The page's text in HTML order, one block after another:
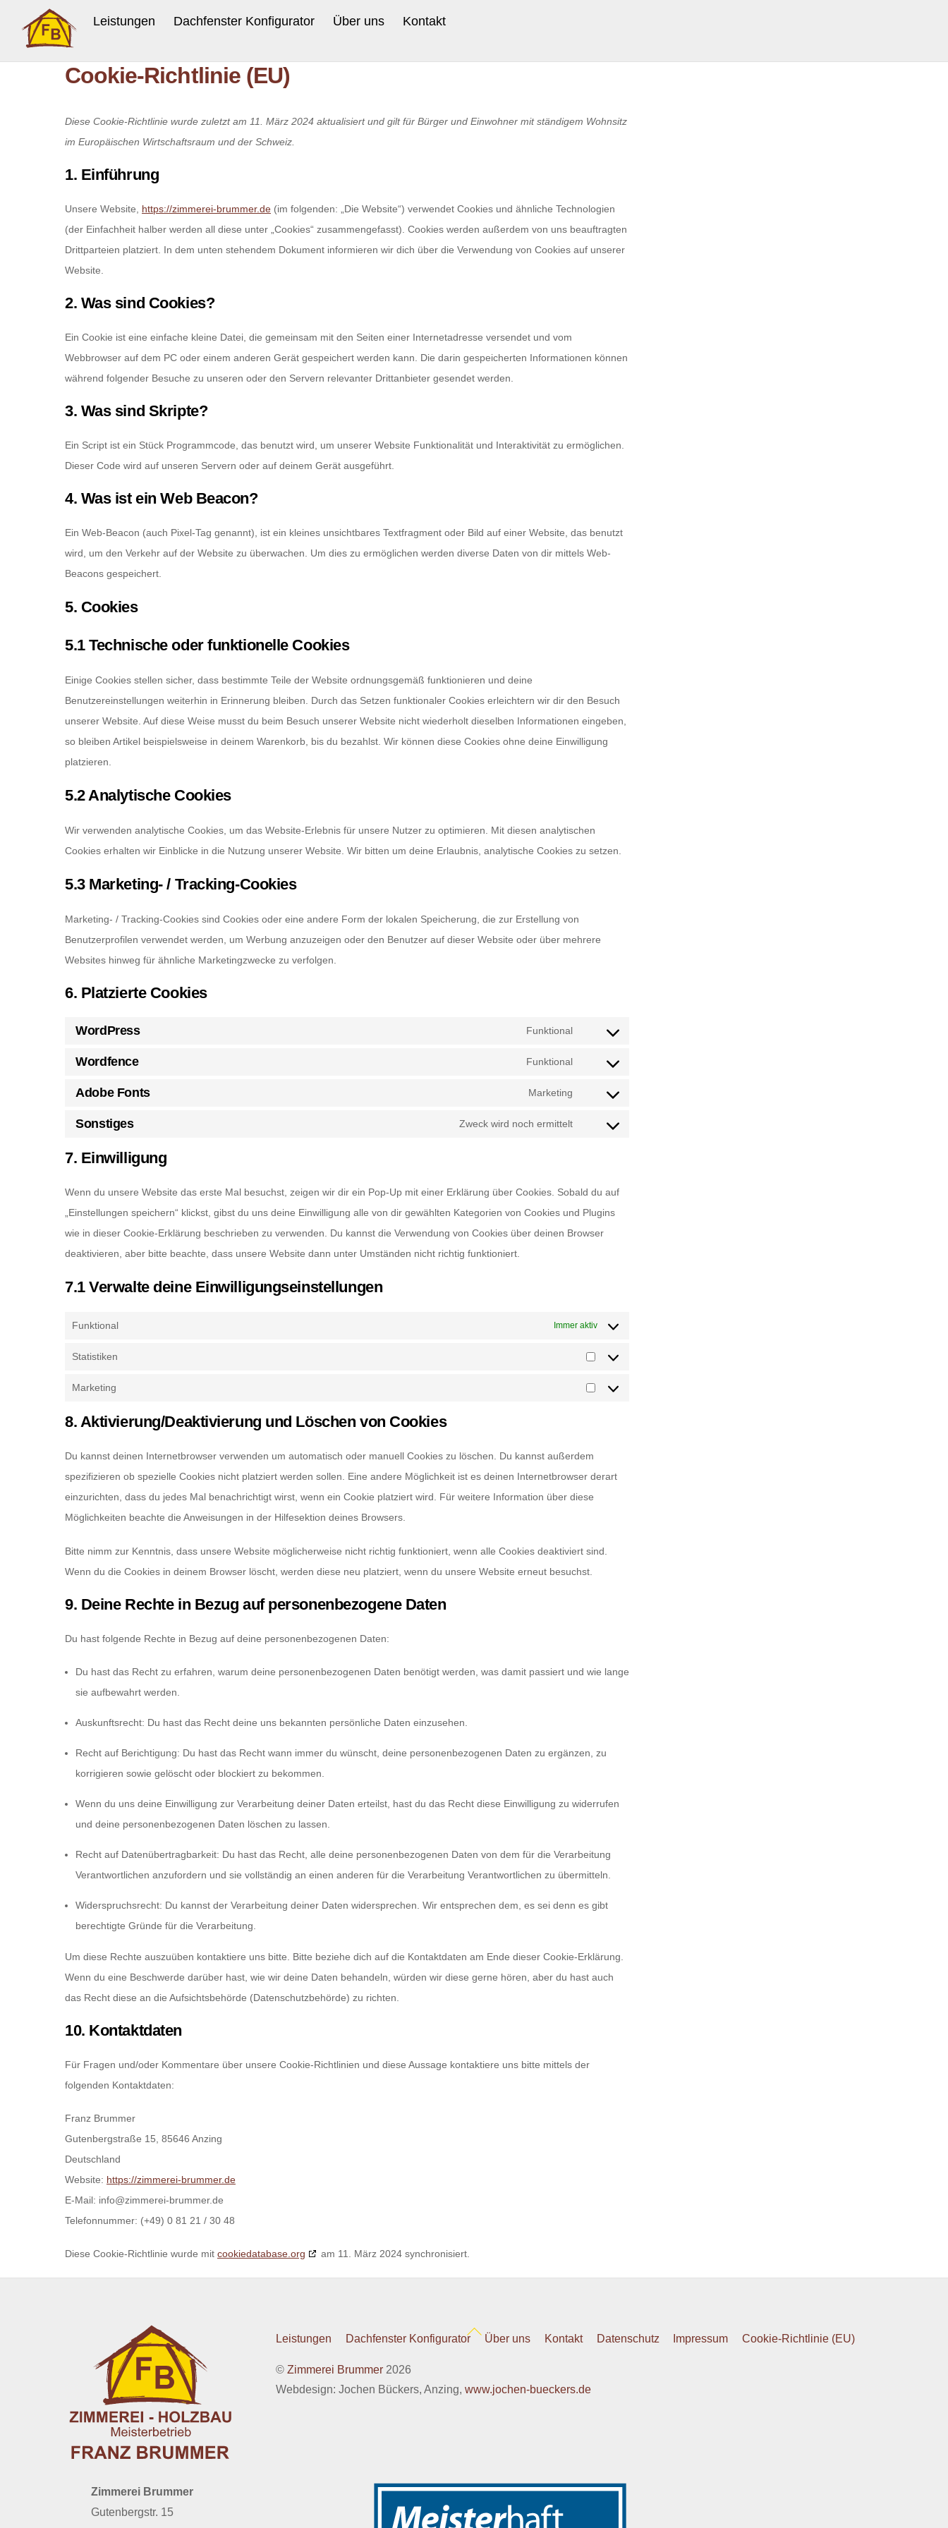
content
Leistungen Dachfenster Konfigurator Über uns Kontakt
Cookie-Richtlinie (EU)
Diese Cookie-Richtlinie wurde zuletzt am 11. März 2024 aktualisiert und gilt für Bürger und Einwohner mit ständigem Wohnsitz
im Europäischen Wirtschaftsraum und der Schweiz.
1. Einführung
Unsere Website, https://zimmerei-brummer.de (im folgenden: „Die Website“) verwendet Cookies und ähnliche Technologien
(der Einfachheit halber werden all diese unter „Cookies“ zusammengefasst). Cookies werden außerdem von uns beauftragten
Drittparteien platziert. In dem unten stehendem Dokument informieren wir dich über die Verwendung von Cookies auf unserer
Website.
2. Was sind Cookies?
Ein Cookie ist eine einfache kleine Datei, die gemeinsam mit den Seiten einer Internetadresse versendet und vom
Webbrowser auf dem PC oder einem anderen Gerät gespeichert werden kann. Die darin gespeicherten Informationen können
während folgender Besuche zu unseren oder den Servern relevanter Drittanbieter gesendet werden.
3. Was sind Skripte?
Ein Script ist ein Stück Programmcode, das benutzt wird, um unserer Website Funktionalität und Interaktivität zu ermöglichen.
Dieser Code wird auf unseren Servern oder auf deinem Gerät ausgeführt.
4. Was ist ein Web Beacon?
Ein Web-Beacon (auch Pixel-Tag genannt), ist ein kleines unsichtbares Textfragment oder Bild auf einer Website, das benutzt
wird, um den Verkehr auf der Website zu überwachen. Um dies zu ermöglichen werden diverse Daten von dir mittels Web-
Beacons gespeichert.
5. Cookies
5.1 Technische oder funktionelle Cookies
Einige Cookies stellen sicher, dass bestimmte Teile der Website ordnungsgemäß funktionieren und deine
Benutzereinstellungen weiterhin in Erinnerung bleiben. Durch das Setzen funktionaler Cookies erleichtern wir dir den Besuch
unserer Website. Auf diese Weise musst du beim Besuch unserer Website nicht wiederholt dieselben Informationen eingeben,
so bleiben Artikel beispielsweise in deinem Warenkorb, bis du bezahlst. Wir können diese Cookies ohne deine Einwilligung
platzieren.
5.2 Analytische Cookies
Wir verwenden analytische Cookies, um das Website-Erlebnis für unsere Nutzer zu optimieren. Mit diesen analytischen
Cookies erhalten wir Einblicke in die Nutzung unserer Website. Wir bitten um deine Erlaubnis, analytische Cookies zu setzen.
5.3 Marketing- / Tracking-Cookies
Marketing- / Tracking-Cookies sind Cookies oder eine andere Form der lokalen Speicherung, die zur Erstellung von
Benutzerprofilen verwendet werden, um Werbung anzuzeigen oder den Benutzer auf dieser Website oder über mehrere
Websites hinweg für ähnliche Marketingzwecke zu verfolgen.
6. Platzierte Cookies
WordPress
Funktional
Consent
wordpress
Wordfence
Funktional
Consent
wordfence
Adobe Fonts
Marketing
Consent
Sonstiges
Zweck wird noch ermittelt
Consent
sonstiges
7. Einwilligung
Wenn du unsere Website das erste Mal besuchst, zeigen wir dir ein Pop-Up mit einer Erklärung über Cookies. Sobald du auf
„Einstellungen speichern“ klickst, gibst du uns deine Einwilligung alle von dir gewählten Kategorien von Cookies und Plugins
wie in dieser Cookie-Erklärung beschrieben zu verwenden. Du kannst die Verwendung von Cookies über deinen Browser
deaktivieren, aber bitte beachte, dass unsere Website dann unter Umständen nicht richtig funktioniert.
7.1 Verwalte deine Einwilligungseinstellungen
Funktional Immer aktiv
Statistiken
Marketing
8. Aktivierung/Deaktivierung und Löschen von Cookies
Du kannst deinen Internetbrowser verwenden um automatisch oder manuell Cookies zu löschen. Du kannst außerdem
spezifizieren ob spezielle Cookies nicht platziert werden sollen. Eine andere Möglichkeit ist es deinen Internetbrowser derart
einzurichten, dass du jedes Mal benachrichtigt wirst, wenn ein Cookie platziert wird. Für weitere Information über diese
Möglichkeiten beachte die Anweisungen in der Hilfesektion deines Browsers.
Bitte nimm zur Kenntnis, dass unsere Website möglicherweise nicht richtig funktioniert, wenn alle Cookies deaktiviert sind.
Wenn du die Cookies in deinem Browser löscht, werden diese neu platziert, wenn du unsere Website erneut besuchst.
9. Deine Rechte in Bezug auf personenbezogene Daten
Du hast folgende Rechte in Bezug auf deine personenbezogenen Daten:
Du hast das Recht zu erfahren, warum deine personenbezogenen Daten benötigt werden, was damit passiert und wie lange
sie aufbewahrt werden.
Auskunftsrecht: Du hast das Recht deine uns bekannten persönliche Daten einzusehen.
Recht auf Berichtigung: Du hast das Recht wann immer du wünscht, deine personenbezogenen Daten zu ergänzen, zu
korrigieren sowie gelöscht oder blockiert zu bekommen.
Wenn du uns deine Einwilligung zur Verarbeitung deiner Daten erteilst, hast du das Recht diese Einwilligung zu widerrufen
und deine personenbezogenen Daten löschen zu lassen.
Recht auf Datenübertragbarkeit: Du hast das Recht, alle deine personenbezogenen Daten von dem für die Verarbeitung
Verantwortlichen anzufordern und sie vollständig an einen anderen für die Verarbeitung Verantwortlichen zu übermitteln.
Widerspruchsrecht: Du kannst der Verarbeitung deiner Daten widersprechen. Wir entsprechen dem, es sei denn es gibt
berechtigte Gründe für die Verarbeitung.
Um diese Rechte auszuüben kontaktiere uns bitte. Bitte beziehe dich auf die Kontaktdaten am Ende dieser Cookie-Erklärung.
Wenn du eine Beschwerde darüber hast, wie wir deine Daten behandeln, würden wir diese gerne hören, aber du hast auch
das Recht diese an die Aufsichtsbehörde (Datenschutzbehörde) zu richten.
10. Kontaktdaten
Für Fragen und/oder Kommentare über unsere Cookie-Richtlinien und diese Aussage kontaktiere uns bitte mittels der
folgenden Kontaktdaten:
Franz Brummer
Gutenbergstraße 15, 85646 Anzing
Deutschland
Website: https://zimmerei-brummer.de
E-Mail: info@zimmerei-brummer.de
Telefonnummer: (+49) 0 81 21 / 30 48
Diese Cookie-Richtlinie wurde mit cookiedatabase.org am 11. März 2024 synchronisiert.
Back
Leistungen Dachfenster Konfigurator Über uns Kontakt Datenschutz Impressum Cookie-Richtlinie (EU)
©Zimmerei Brummer 2026
Webdesign: Jochen Bückers, Anzing,www.jochen-bueckers.de
Zimmerei Brummer
Gutenbergstr. 15